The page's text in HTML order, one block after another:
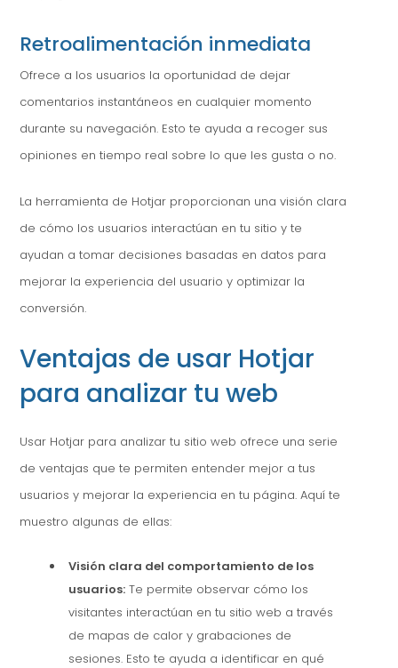
Retroalimentación inmediata
Ofrece a los usuarios la oportunidad de dejar
comentarios instantáneos en cualquier momento
durante su navegación. Esto te ayuda a recoger sus
opiniones en tiempo real sobre lo que les gusta o no.
La herramienta de Hotjar proporcionan una visión clara
de cómo los usuarios interactúan en tu sitio y te
ayudan a tomar decisiones basadas en datos para
mejorar la experiencia del usuario y optimizar la
conversión.
Ventajas de usar Hotjar
para analizar tu web
Usar Hotjar para analizar tu sitio web ofrece una serie
de ventajas que te permiten entender mejor a tus
usuarios y mejorar la experiencia en tu página. Aquí te
muestro algunas de ellas:
Visión clara del comportamiento de los
usuarios: Te permite observar cómo los
visitantes interactúan en tu sitio web a través
de mapas de calor y grabaciones de
sesiones. Esto te ayuda a identificar en qué